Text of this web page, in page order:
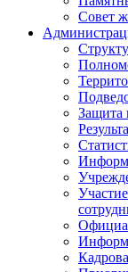
Совет
Защита